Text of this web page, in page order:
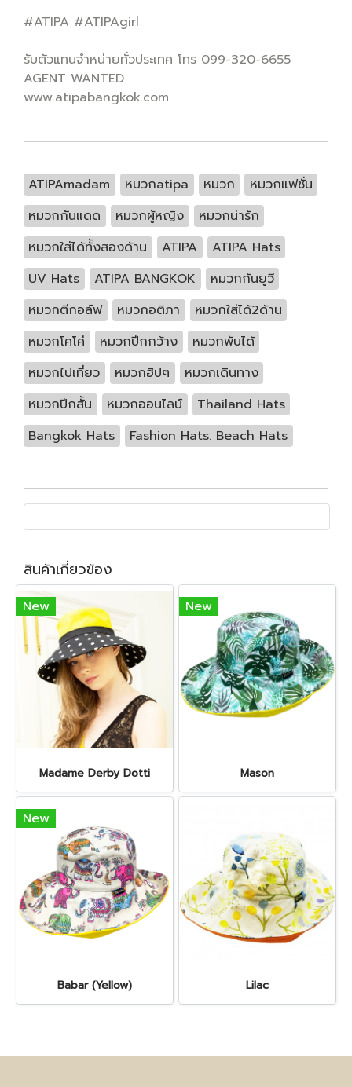
#ATIPA #ATIPAgirl
รับตัวแทนจำหน่ายทั่วประเทศ โทร 099-320-6655
AGENT WANTED
www.atipabangkok.com
ATIPAmadam หมวกatipa หมวก
หมวกแฟชั่น
หมวกกันแดด
หมวกผู้หญิง
หมวกน่ารัก
หมวกใส่ได้ทั้งสองด้าน
ATIPA
ATIPA Hats
UV Hats
ATIPA BANGKOK
หมวกกันยูวี
หมวกตีกอล์ฟ
หมวกอติภา
หมวกใส่ได้2ด้าน
หมวกโคโค่
หมวกปีกกว้าง
หมวกพับได้
หมวกไปเที่ยว
หมวกฮิปๆ
หมวกเดินทาง
หมวกปีกสั้น
หมวกออนไลน์
Thailand Hats
Bangkok Hats
Fashion Hats. Beach Hats
สินค้าเกี่ยวข้อง
New
Madame Derby Dotti
New
Mason
New
Babar (Yellow) Lilac